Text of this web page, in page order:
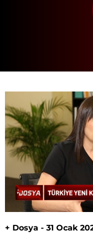
+ Dosya - 31 Ocak